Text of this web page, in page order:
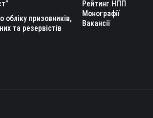
обліку призовників,
та резервістів
Рейтинг НПП
Монографії
Вакансії